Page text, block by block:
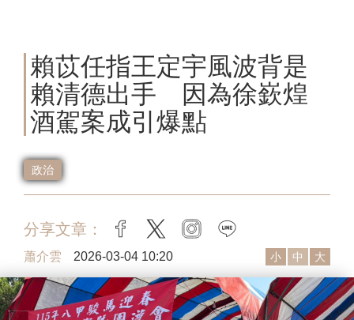
賴苡任指王定宇風波背是
賴清德出手 因為徐嶔煌
酒駕案成引爆點
政治
分享文章： facebook
twitter instagram
蕭介雲 2026-03-04 10:20 小 中 大